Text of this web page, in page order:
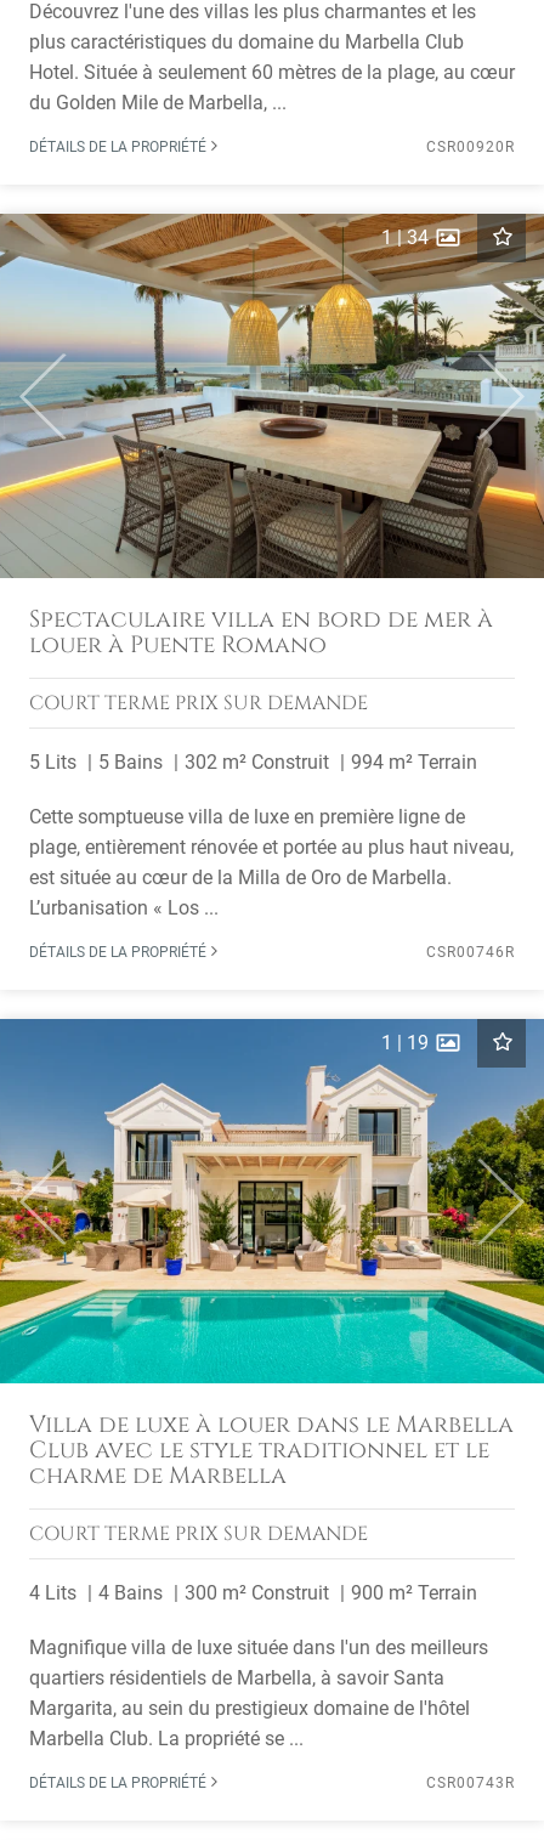
Découvrez l'une des villas les plus charmantes et les
plus caractéristiques du domaine du Marbella Club
Hotel. Située à seulement 60 mètres de la plage, au cœur
du Golden Mile de Marbella, ...
DÉTAILS DE LA PROPRIÉTÉ CSR00920R
Previous Next
1|34
Spectaculaire villa en bord de mer à
louer à Puente Romano
COURT TERME PRIX SUR DEMANDE
5 Lits 5 Bains 302 m² Construit 994 m² Terrain
Cette somptueuse villa de luxe en première ligne de
plage, entièrement rénovée et portée au plus haut niveau,
est située au cœur de la Milla de Oro de Marbella.
L’urbanisation « Los ...
DÉTAILS DE LA PROPRIÉTÉ CSR00746R
Previous Next
1 | 19
Villa de luxe à louer dans le Marbella
Club avec le style traditionnel et le
charme de Marbella
COURT TERME PRIX SUR DEMANDE
4 Lits 4 Bains 300 m² Construit 900 m² Terrain
Magnifique villa de luxe située dans l'un des meilleurs
quartiers résidentiels de Marbella, à savoir Santa
Margarita, au sein du prestigieux domaine de l'hôtel
Marbella Club. La propriété se ...
DÉTAILS DE LA PROPRIÉTÉ CSR00743R